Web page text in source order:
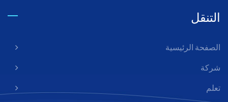
التنقل
الصفحة الرئيسية
شركة
تعلم